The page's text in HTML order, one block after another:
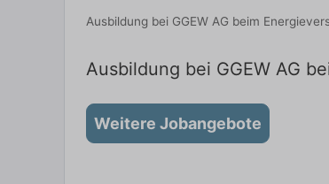
Ausbildung bei GGEW AG beim
Ausbildung bei GGEW AG
Weitere Jobangebote